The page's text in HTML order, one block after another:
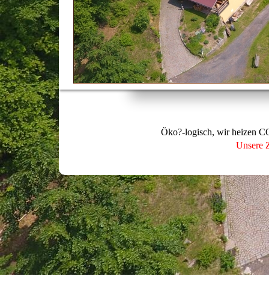
Öko?-logisch, wir heizen
Unsere